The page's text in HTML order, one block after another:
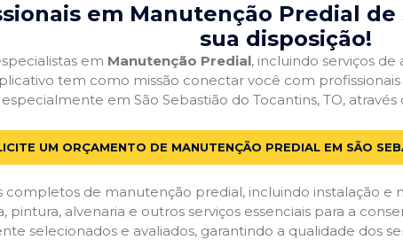
em Manutenção Predial de
sua disposição!
em Manutenção Predial, incluindo serviços
tem como missão conectar você com
em São Sebastião do Tocantins, TO,
UM ORÇAMENTO DE MANUTENÇÃO PREDIAL EM SÃO
completos de manutenção predial, incluindo instalação e
alvenaria e outros serviços essenciais para a
selecionados e avaliados, garantindo a qualidade dos